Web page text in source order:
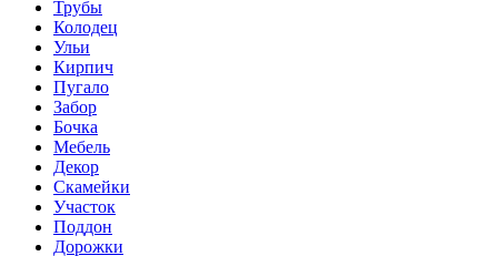
Трубы
Колодец
Ульи
Кирпич
Пугало
Забор
Бочка
Мебель
Декор
Скамейки
Участок
Поддон
Дорожки